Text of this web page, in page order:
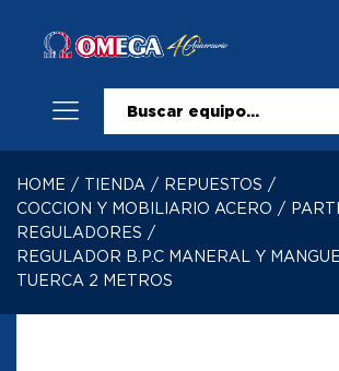
HOME / TIENDA / REPUESTOS /
COCCION Y MOBILIARIO ACERO /
REGULADORES /
REGULADOR B.P.C MANERAL Y
TUERCA 2 METROS